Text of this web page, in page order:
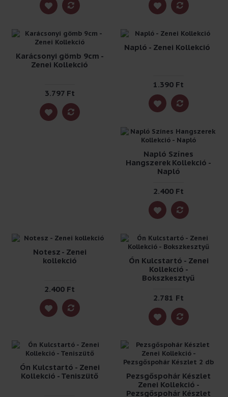
Karácsonyi gömb 9cm -
Zenei Kollekció
3.797 Ft
Napló - Zenei Kollekció
1.390 Ft
Napló Színes
Hangszerek Kollekció -
Napló
2.400 Ft
Notesz - Zenei
kollekció
2.400 Ft
Ón Kulcstartó - Zenei
Kollekció -
Bokszkesztyű
2.781 Ft
Ón Kulcstartó - Zenei
Kollekció - Teniszütő
Pezsgőspohár Készlet
Zenei Kollekció -
Pezsgőspohár Készlet